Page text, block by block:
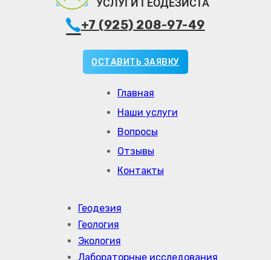
Главная
Наши услуги
Вопросы
Отзывы
Контакты
Геодезия
Геология
Экология
Лабораторные исследования
+7 (925) 208-97-49
ОСТАВИТЬ ЗАЯВКУ